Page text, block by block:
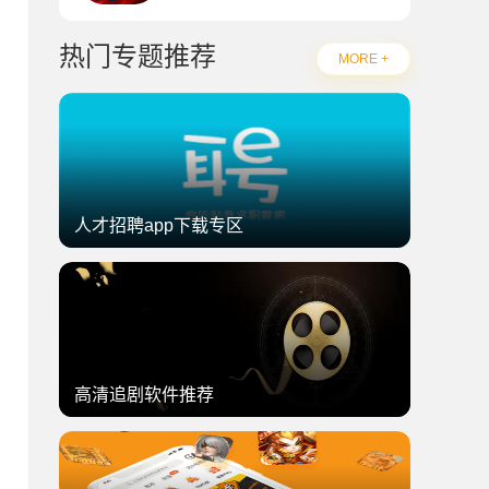
热门专题推荐 MORE +
人才招聘app下载专区
高清追剧软件推荐